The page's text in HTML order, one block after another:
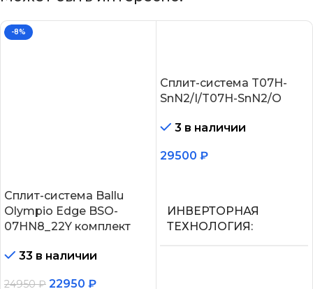
-8%
Сплит-система Ballu
Olympio Edge BSO-
07HN8_22Y комплект
33 в наличии
24950₽ 22950 ₽
Сплит-система T07H-
SnN2/I/T07H-SnN2/O
3 в наличии
29500 ₽
ИНВЕРТОРНАЯ
ТЕХНОЛОГИЯ